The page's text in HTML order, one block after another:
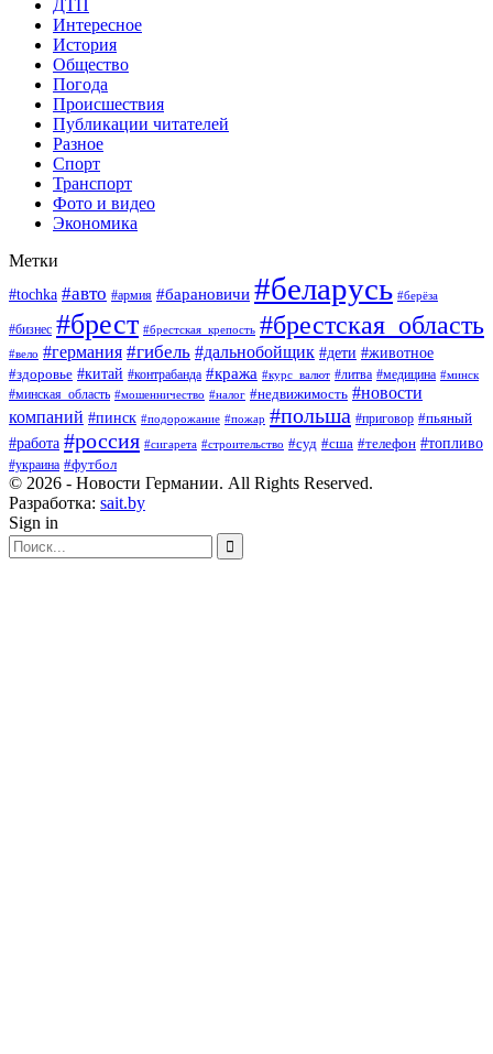
ДТП
Интересное
История
Общество
Погода
Происшествия
Публикации читателей
Разное
Спорт
Транспорт
Фото и видео
Экономика
Метки
#tochka #авто #армия #барановичи #беларусь #берёза
#бизнес #брест #брестская_крепость #брестская_область
#вело #германия #гибель #дальнобойщик #дети #животное
#здоровье #китай #контрабанда #кража #курс_валют #литва #медицина #минск
#минская_область #мошенничество #налог #недвижимость #новости
компаний #пинск #подорожание #пожар #польша #приговор #пьяный
#работа #россия #сигарета #строительство #суд #сша #телефон #топливо
#украина #футбол
© 2026 - Новости Германии. All Rights Reserved.
Разработка: sait.by
Sign in